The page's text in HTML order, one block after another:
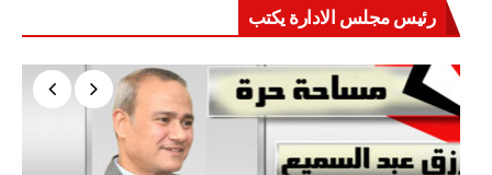
رئيس مجلس الادارة يكتب